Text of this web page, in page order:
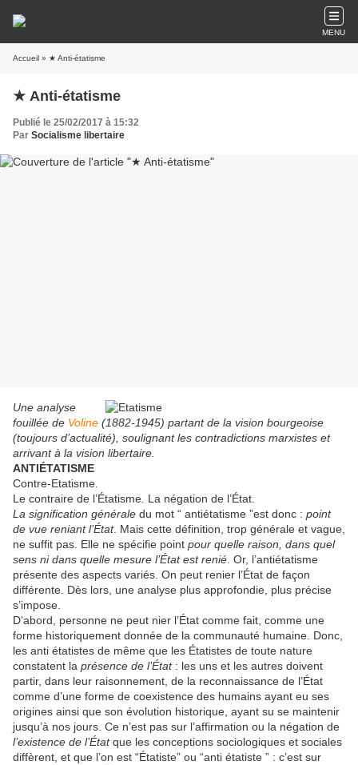
MENU
Accueil » ★ Anti-étatisme
★ Anti-étatisme
Publié le 25/02/2017 à 15:32
Par Socialisme libertaire
Une analyse
fouillée de Voline (1882-1945) partant de la vision bourgeoise
(toujours d’actualité), soulignant les contradictions marxistes et
arrivant à la vision libertaire.
ANTIÉTATISME
Contre-Etatisme.
Le contraire de l’Étatisme La négation de l’État.
La signification générale du mot “ antiétatisme ”est donc : point
de vue reniant l’État. Mais cette définition, trop générale et vague,
ne suffit pas. Elle ne spécifie point pour quelle raison, dans quel
sens ni dans quelle mesure l’État est renié . Or, l’antiétatisme
présente des aspects variés. On peut renier l’État de façon
différente. Dès lors, une analyse plus approfondie, plus précise
s’impose.
D’abord, personne ne peut nier l’État comme fait, comme une
forme historiquement donnée de la communauté humaine. Donc,
les anti étatistes de même que les Étatistes de toute nature
constatent la présence de l’État: les uns et les autres doivent
partir, dans leur raisonnement, de la reconnaissance de l’État
comme d’une forme de coexistence des humains ayant eu ses
origines ainsi que son évolution historique, ayant su se maintenir
jusqu’à nos jours. Ce n’est pas sur l’affirmation ou la négation de
l’existence de l’Étatque les conceptions sociologiques et sociales
diffèrent, et que l’on est “Étatiste” ou “anti étatiste ” : c’est sur